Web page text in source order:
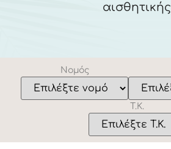
αισθητικής
Νομός
Τ.Κ.